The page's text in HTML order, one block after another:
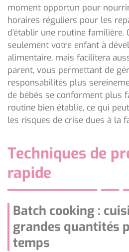
moment opportun pour
horaires réguliers pour les
d’établir une routine familière.
seulement votre enfant à
alimentaire, mais facilitera
parent, vous permettant de
responsabilités plus
de bébés se conforment plus
routine bien établie, ce qui
les risques de crise dues à la
Techniques de
rapide
Batch cooking :
grandes quantités
temps